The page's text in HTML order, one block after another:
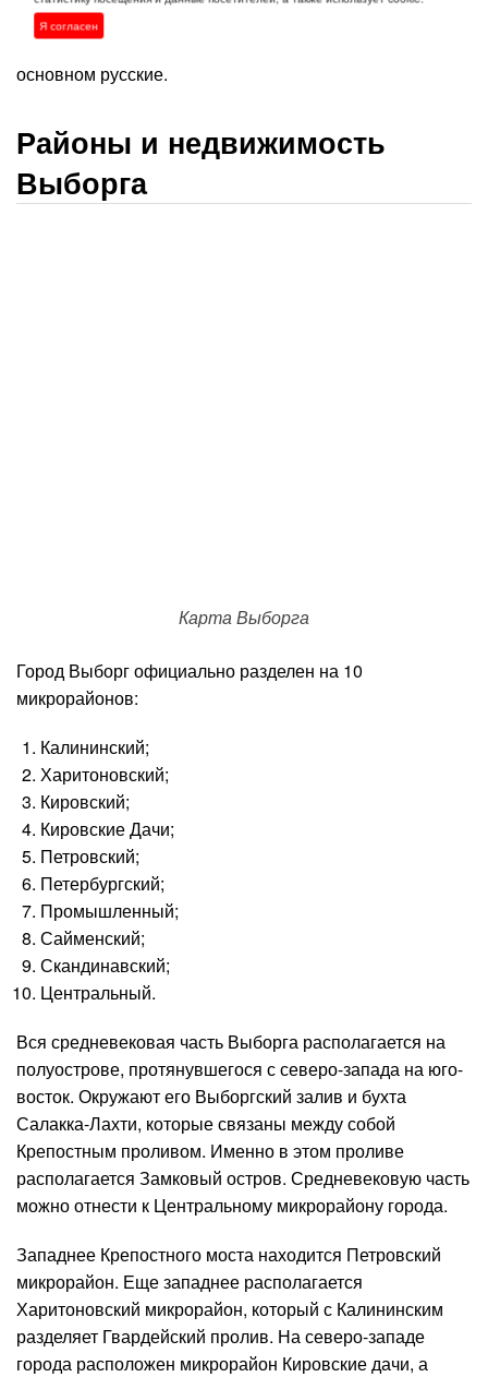
Население города по национальности составляют в
основном русские.
Районы и недвижимость
Выборга
Карта Выборга
Город Выборг официально разделен на 10
микрорайонов:
Калининский;
Харитоновский;
Кировский;
Кировские Дачи;
Петровский;
Петербургский;
Промышленный;
Сайменский;
Скандинавский;
Центральный.
Вся средневековая часть Выборга располагается на
полуострове, протянувшегося с северо-запада на юго-
восток. Окружают его Выборгский залив и бухта
Салакка-Лахти, которые связаны между собой
Крепостным проливом. Именно в этом проливе
располагается Замковый остров. Средневековую часть
можно отнести к Центральному микрорайону города.
Западнее Крепостного моста находится Петровский
микрорайон. Еще западнее располагается
Харитоновский микрорайон, который с Калининским
разделяет Гвардейский пролив. На северо-западе
города расположен микрорайон Кировские дачи, а
Я согласен